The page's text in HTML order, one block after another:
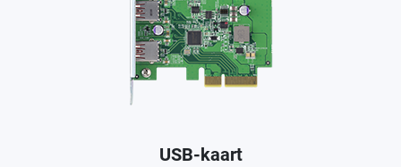
USB-kaart